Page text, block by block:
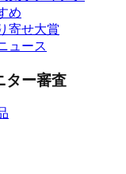
め
寄せ大賞
ュース
ター審査